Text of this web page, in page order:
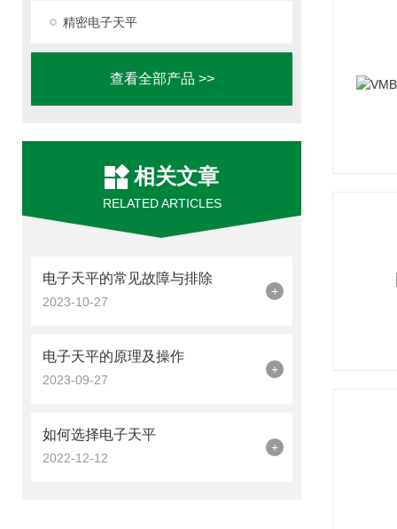
精密电子天平
查看全部产品 >>
相关文章
RELATED ARTICLES
电子天平的常见故障与排除
2023-10-27
+
电子天平的原理及操作
2023-09-27
+
如何选择电子天平
2022-12-12
+